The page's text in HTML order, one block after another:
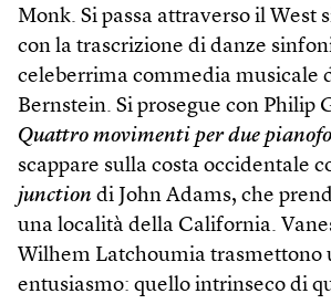
Monk. Si passa attraverso il West
con la trascrizione di danze
celeberrima commedia musicale
Bernstein. Si prosegue con Philip
Quattro movimenti per due
scappare sulla costa occidentale
junction di John Adams, che
una località della California.
Wilhem Latchoumia trasmettono
entusiasmo: quello intrinseco di